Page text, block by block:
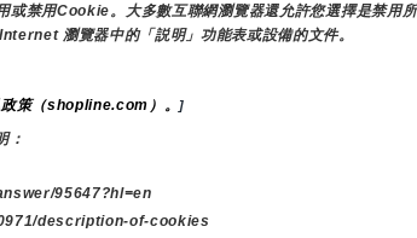
或禁用Cookie。大多數互聯網瀏覽器還允許您選擇是禁
瀏覽器中的「説明」功能表或設備的文件。
政策（shopline.com）。 ]
：
95647?hl=en
description-of-cookies